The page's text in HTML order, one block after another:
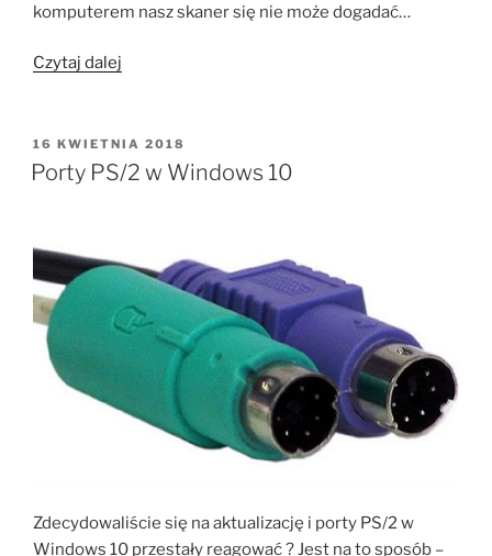
komputerem nasz skaner się nie może dogadać…
Czytaj dalej
OPUBLIKOWANE
W
16 KWIETNIA 2018
Porty PS/2 w Windows 10
Zdecydowaliście się na aktualizację i porty PS/2 w
Windows 10 przestały reagować ? Jest na to sposób –